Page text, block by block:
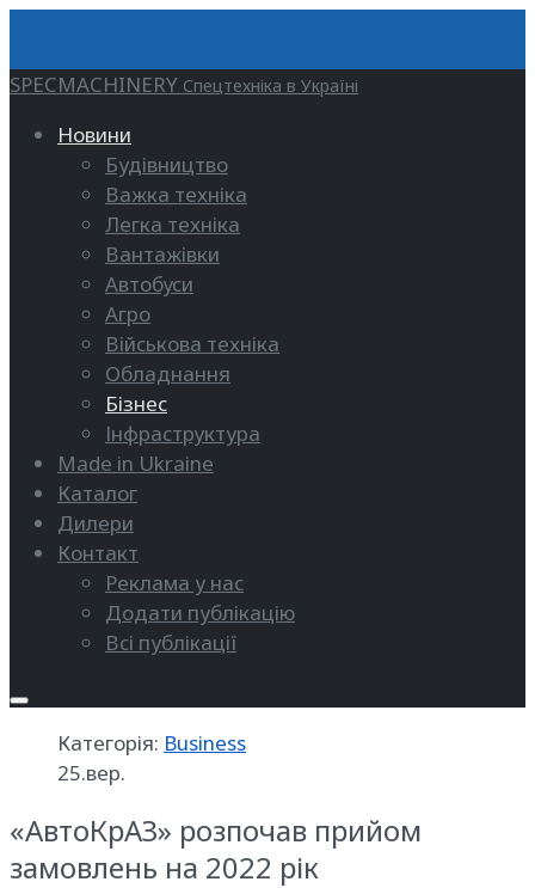
SPECMACHINERY Спецтехніка в Україні
Новини
Будівництво
Важка техніка
Легка техніка
Вантажівки
Автобуси
Агро
Військова техніка
Обладнання
Бізнес
Інфраструктура
Made in Ukraine
Каталог
Дилери
Контакт
Реклама у нас
Додати публікацію
Всі публікації
Категорія: Business
25.вер.
«АвтоКрАЗ» розпочав прийом
замовлень на 2022 рік